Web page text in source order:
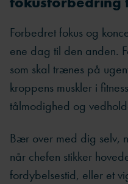
Forbedret fokus og
ene dag til den anden.
som skal trænes på
kroppens muskler i
tålmodighed og
Bær over med dig selv,
når chefen stikker
fordybelsestid, eller et